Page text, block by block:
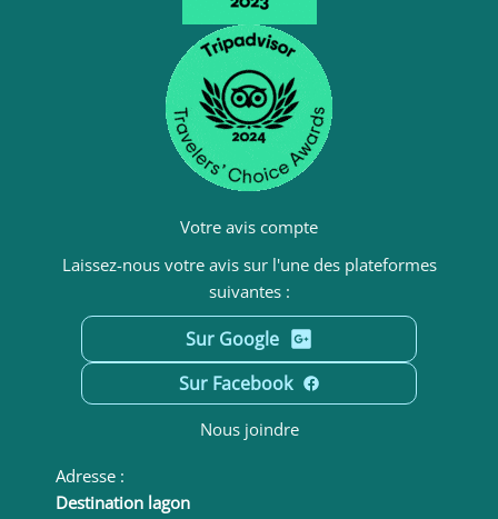
Votre avis compte
Laissez-nous votre avis sur l'une des plateformes
suivantes :
Sur Google
Sur Facebook
Nous joindre
Adresse :
Destination lagon